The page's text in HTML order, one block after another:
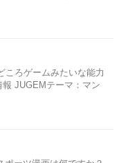
ころゲームみたいな能力
JUGEMテーマ：マン